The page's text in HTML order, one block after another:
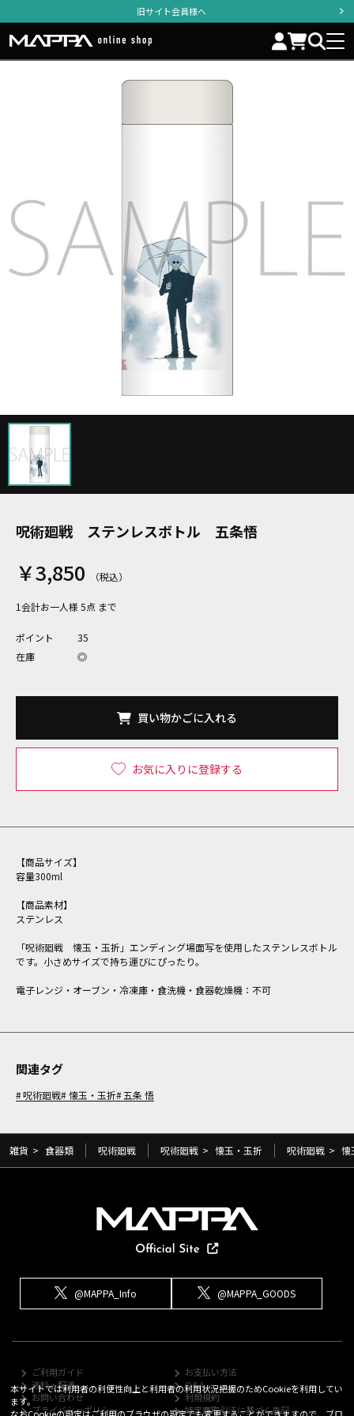
旧サイト会員様へ
呪術廻戦 ステンレスボトル 五条悟
￥3,850
1会計お一人様 5点 まで
ポイント
35
在庫
◎
買い物かごに入れる
お気に入りに登録する
【商品サイズ】
容量300ml
【商品素材】
ステンレス
「呪術廻戦 懐玉・玉折」エンディング場面写を使用したステンレスボトル
です。小さめサイズで持ち運びにぴったり。
電子レンジ・オーブン・冷凍庫・食洗機・食器乾燥機：不可
関連タグ
呪術廻戦 懐玉・玉折 五条 悟
雑貨 > 食器類 呪術廻戦 呪術廻戦 > 懐玉・玉折 呪術廻戦 > 懐
@MAPPA_Info @MAPPA_GOODS
ご利用ガイド
お支払い方法
送料・配送
Q&A
お問い合わせ
利用規約
プライバシーポリシー
特定商取引法に基づく表記
本サイトでは利用者の利便性向上と利用者の利用状況把握のためCookieを利用してい
ます。
なおCookieの設定はご利用のブラウザの設定でも変更することができますので、ブロ